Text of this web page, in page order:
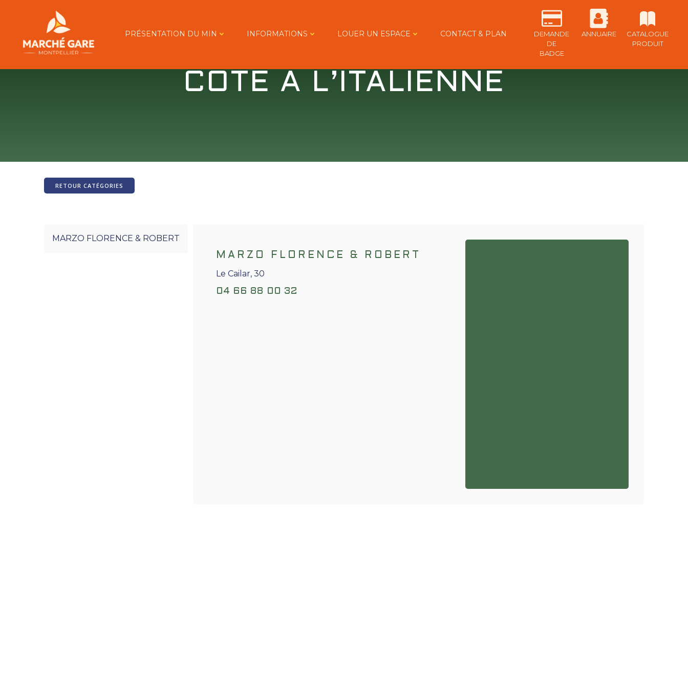
PRÉSENTATION DU MIN INFORMATIONS LOUER UN ESPACE CONTACT & PLAN
DEMANDE
DE
BADGE
ANNUAIRE
CATALOGUE
PRODUIT
CÔTE À L’ITALIENNE
RETOUR CATÉGORIES
MARZO FLORENCE & ROBERT
MARZO FLORENCE & ROBERT
Le Cailar, 30
04 66 88 00 32